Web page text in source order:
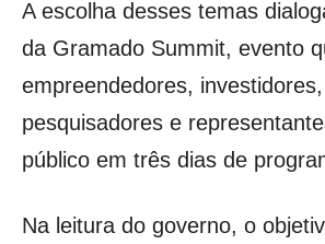
A escolha desses temas
da Gramado Summit, evento
empreendedores, investidores,
pesquisadores e
público em três dias de
Na leitura do governo, o